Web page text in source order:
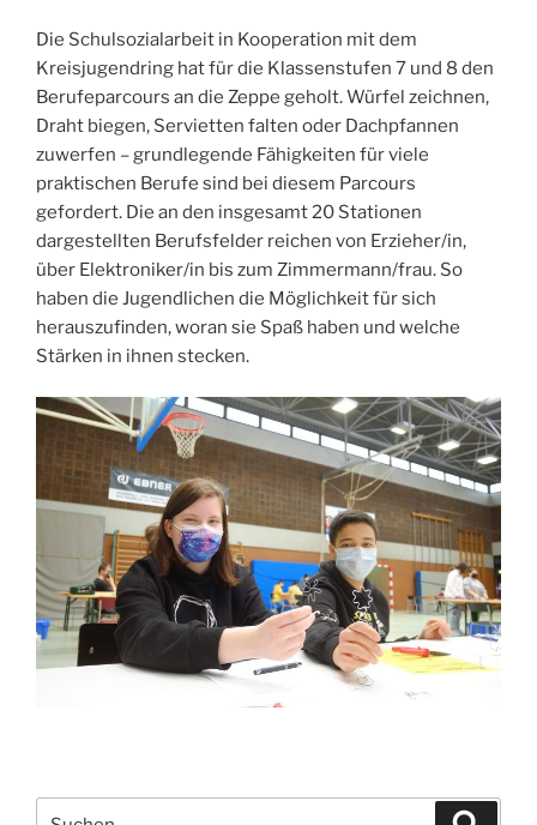
Die Schulsozialarbeit in Kooperation mit dem
Kreisjugendring hat für die Klassenstufen 7 und 8 den
Berufeparcours an die Zeppe geholt. Würfel zeichnen,
Draht biegen, Servietten falten oder Dachpfannen
zuwerfen – grundlegende Fähigkeiten für viele
praktischen Berufe sind bei diesem Parcours
gefordert. Die an den insgesamt 20 Stationen
dargestellten Berufsfelder reichen von Erzieher/in,
über Elektroniker/in bis zum Zimmermann/frau. So
haben die Jugendlichen die Möglichkeit für sich
herauszufinden, woran sie Spaß haben und welche
Stärken in ihnen stecken.